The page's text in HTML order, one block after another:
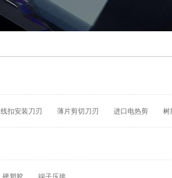
线扣安装刀刃 薄片剪切刀刃 进口电热剪 树